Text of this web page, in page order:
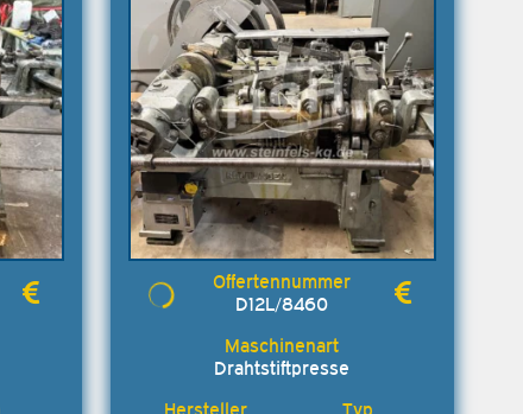
D12L/8460
Drahtstiftpresse